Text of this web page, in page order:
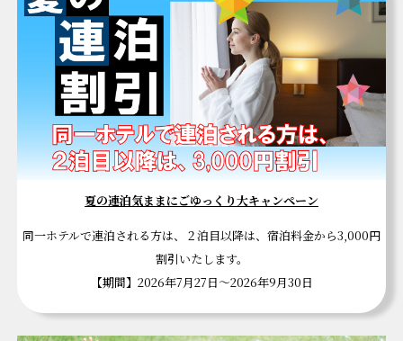
夏の連泊気ままにごゆっくり大キャンペーン
同一ホテルで連泊される方は、２泊目以降は、宿泊料金から3,000円
割引いたします。
【期間】2026年7月27日～2026年9月30日